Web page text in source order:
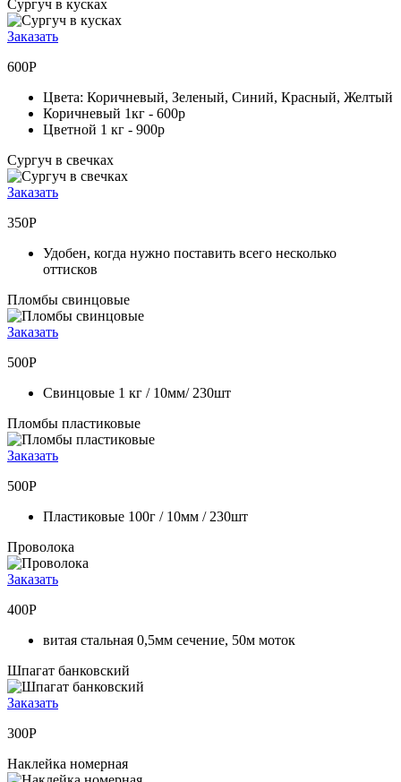
Сургуч в кусках
Заказать
600Р
Цвета: Коричневый, Зеленый, Синий, Красный, Желтый
Коричневый 1кг - 600р
Цветной 1 кг - 900р
Сургуч в свечках
Заказать
350Р
Удобен, когда нужно поставить всего несколько
оттисков
Пломбы свинцовые
Заказать
500Р
Свинцовые 1 кг / 10мм/ 230шт
Пломбы пластиковые
Заказать
500Р
Пластиковые 100г / 10мм / 230шт
Проволока
Заказать
400Р
витая стальная 0,5мм сечение, 50м моток
Шпагат банковский
Заказать
300Р
Наклейка номерная